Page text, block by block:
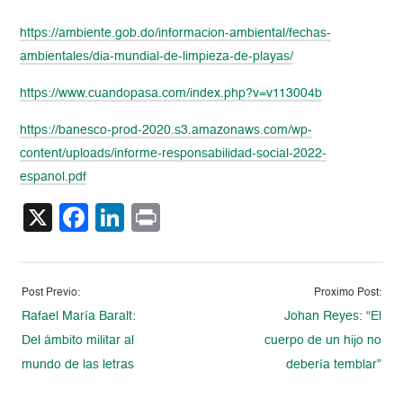
https://ambiente.gob.do/informacion-ambiental/fechas-
ambientales/dia-mundial-de-limpieza-de-playas/
https://www.cuandopasa.com/index.php?v=v113004b
https://banesco-prod-2020.s3.amazonaws.com/wp-
content/uploads/informe-responsabilidad-social-2022-
espanol.pdf
X Facebook
LinkedIn
Post Previo:
Rafael María Baralt:
Del ámbito militar al
mundo de las letras
Proximo Post:
Johan Reyes: “El
cuerpo de un hijo no
debería temblar”